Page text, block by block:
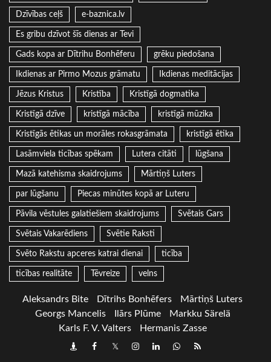
Dzīvības ceļš e-baznica.lv
Es gribu dzīvot šīs dienas ar Tevi
Gads kopa ar Dītrihu Bonhēferu grēku piedošana
Ikdienas ar Pirmo Mozus grāmatu Ikdienas meditācijas
Jēzus Kristus Kristība Kristīgā dogmatika
Kristīgā dzīve kristīgā mācība kristīgā mūzika
Kristīgās ētikas un morāles rokasgrāmata kristīgā ētika
Lasāmviela ticības spēkam Lutera citāti lūgšana
Mazā katehisma skaidrojums Mārtiņš Luters
par lūgšanu Piecas minūtes kopā ar Luteru
Pāvila vēstules galatiešiem skaidrojums Svētais Gars
Svētais Vakarēdiens Svētie Raksti
Svēto Rakstu apceres katrai dienai ticība
ticības realitāte Tēvreize velns
Aleksandrs Bite Dītrihs Bonhēfers
Mārtiņš Luters
Georgs Mancelis
Ilārs Plūme
Markku Särelä
Karls F. V. Valters
Hermanis Zasse
DraugiemFacebook
TwitterInstagram
LinkedInwhatsapp
RSS